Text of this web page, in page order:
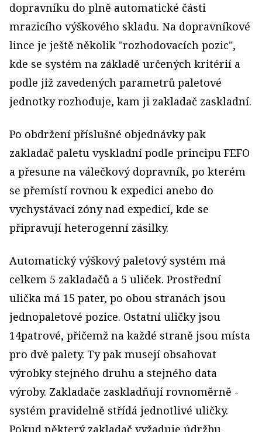
dopravníku do plně automatické části
mrazicího výškového skladu. Na dopravníkové
lince je ještě několik "rozhodovacích pozic",
kde se systém na základě určených kritérií a
podle již zavedených parametrů paletové
jednotky rozhoduje, kam ji zakladač zaskladní.
Po obdržení příslušné objednávky pak
zakladač paletu vyskladní podle principu FEFO
a přesune na válečkový dopravník, po kterém
se přemístí rovnou k expedici anebo do
vychystávací zóny nad expedicí, kde se
připravují heterogenní zásilky.
Automatický výškový paletový systém má
celkem 5 zakladačů a 5 uliček. Prostřední
ulička má 15 pater, po obou stranách jsou
jednopaletové pozice. Ostatní uličky jsou
14patrové, přičemž na každé straně jsou místa
pro dvě palety. Ty pak musejí obsahovat
výrobky stejného druhu a stejného data
výroby. Zakladače zaskladňují rovnoměrně -
systém pravidelně střídá jednotlivé uličky.
Pokud některý zakladač vyžaduje údržbu,